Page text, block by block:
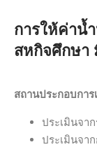
การให้ค่าน้
สหกิจศึกษา
สถานประกอบการ
ประเมินจา
ประเมินจา